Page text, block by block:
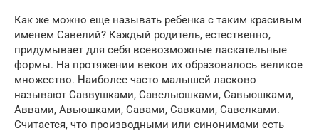
Как же можно еще называть ребенка с таким красивым
именем Савелий? Каждый родитель, естественно,
придумывает для себя всевозможные ласкательные
формы. На протяжении веков их образовалось великое
множество. Наиболее часто малышей ласково
называют Саввушками, Савельюшками, Савьюшками,
Аввами, Авьюшками, Савами, Савками, Савелками.
Считается, что производными или синонимами есть